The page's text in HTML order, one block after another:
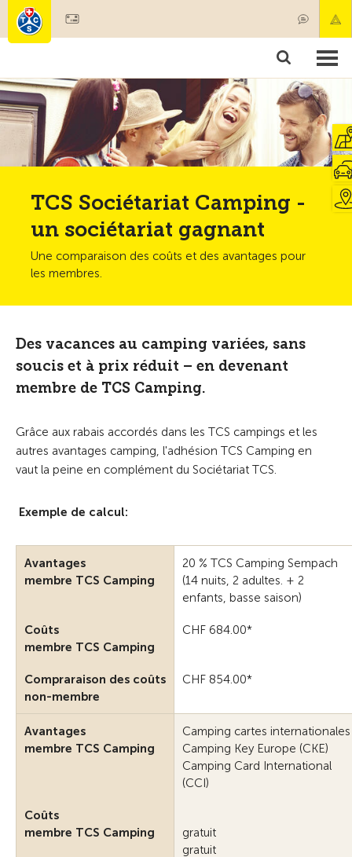
Membres & prestations
Tests, sécurité & santé
TCS Sociétariat Camping -
un sociétariat gagnant
Une comparaison des coûts et des avantages pour
les membres.
Des vacances au camping variées, sans
soucis et à prix réduit – en devenant
membre de TCS Camping.
Grâce aux rabais accordés dans les TCS campings et les
autres avantages camping, l'adhésion TCS Camping en
vaut la peine en complément du Sociétariat TCS.
Exemple de calcul:
Avantages
membre TCS Camping
20 % TCS Camping Sempach
(14 nuits, 2 adultes. + 2
enfants, basse saison)
Coûts
membre TCS Camping
CHF 684.00*
Compraraison des coûts
non-membre
CHF 854.00*
Avantages
membre TCS Camping
Camping cartes internationales
Camping Key Europe (CKE)
Camping Card International
(CCI)
Coûts
membre TCS Camping
gratuit
gratuit